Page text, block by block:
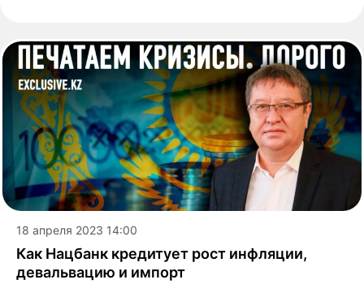
18 апреля 2023 14:00
Как Нацбанк кредитует рост инфляции,
девальвацию и импорт